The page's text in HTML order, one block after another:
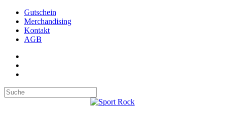
Gutschein
Merchandising
Kontakt
AGB
Suchen